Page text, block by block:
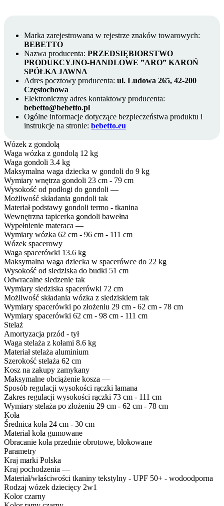
Marka zarejestrowana w rejestrze znaków towarowych:
BEBETTO
Nazwa producenta: PRZEDSIĘBIORSTWO
PRODUKCYJNO-HANDLOWE ”ARO” KAROŃ
SPÓŁKA JAWNA
Adres pocztowy producenta: ul. Ludowa 265, 42-200
Częstochowa
Elektroniczny adres kontaktowy producenta:
bebetto@bebetto.pl
Ogólne informacje dotyczące bezpieczeństwa produktu i
instrukcje na stronie: bebetto.eu
Wózek z gondolą
Waga wózka z gondolą 12 kg
Waga gondoli 3.4 kg
Maksymalna waga dziecka w gondoli do 9 kg
Wymiary wnętrza gondoli 23 cm - 79 cm
Wysokość od podłogi do gondoli —
Możliwość składania gondoli tak
Materiał podstawy gondoli termo - tkanina
Wewnętrzna tapicerka gondoli bawełna
Wypełnienie materaca —
Wymiary wózka 62 cm - 96 cm - 111 cm
Wózek spacerowy
Waga spacerówki 13.6 kg
Maksymalna waga dziecka w spacerówce do 22 kg
Wysokość od siedziska do budki 51 cm
Odwracalne siedzenie tak
Wymiary siedziska spacerówki 72 cm
Możliwość składania wózka z siedziskiem tak
Wymiary spacerówki po złożeniu 29 cm - 62 cm - 78 cm
Wymiary spacerówki 62 cm - 98 cm - 111 cm
Stelaż
Amortyzacja przód - tył
Waga stelaża z kołami 8.6 kg
Materiał stelaża aluminium
Szerokość stelaża 62 cm
Kosz na zakupy zamykany
Maksymalne obciążenie kosza —
Sposób regulacji wysokości rączki łamana
Zakres regulacji wysokości rączki 73 cm - 111 cm
Wymiary stelaża po złożeniu 29 cm - 62 cm - 78 cm
Koła
Średnica koła 24 cm - 30 cm
Materiał koła gumowane
Obracanie koła przednie obrotowe, blokowane
Parametry
Kraj marki Polska
Kraj pochodzenia —
Materiał/właściwości tkaniny tekstylny - UPF 50+ - wodoodporna
Rodzaj wózek dziecięcy 2w1
Kolor czarny